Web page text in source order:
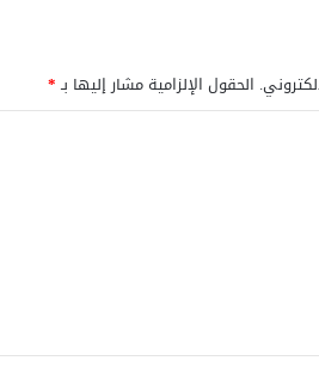
الحقول الإلزامية مشار إليها بـ*